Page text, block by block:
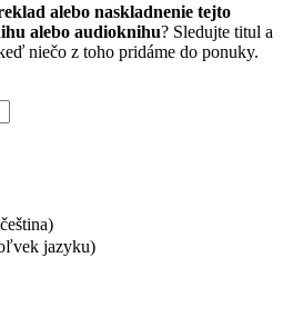
alebo naskladnenie tejto
alebo audioknihu? Sledujte titul a
niečo z toho pridáme do ponuky.
jazyku)